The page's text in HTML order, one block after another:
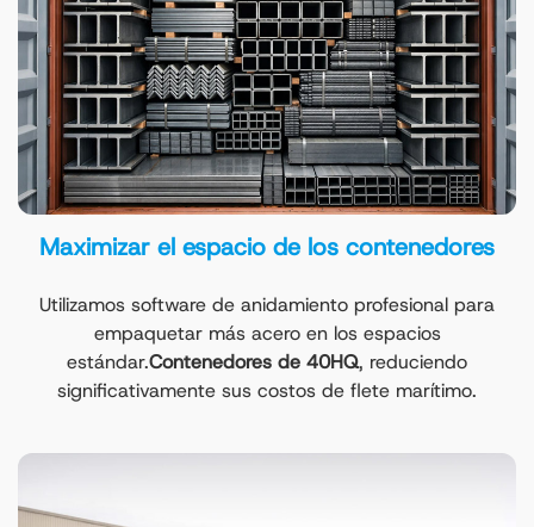
Maximizar el espacio de los contenedores
Utilizamos software de anidamiento profesional para
empaquetar más acero en los espacios
estándar.Contenedores de 40HQ, reduciendo
significativamente sus costos de flete marítimo.